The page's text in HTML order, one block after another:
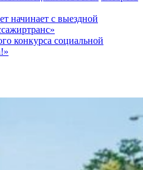
начинает с выездной
конкурса социальной